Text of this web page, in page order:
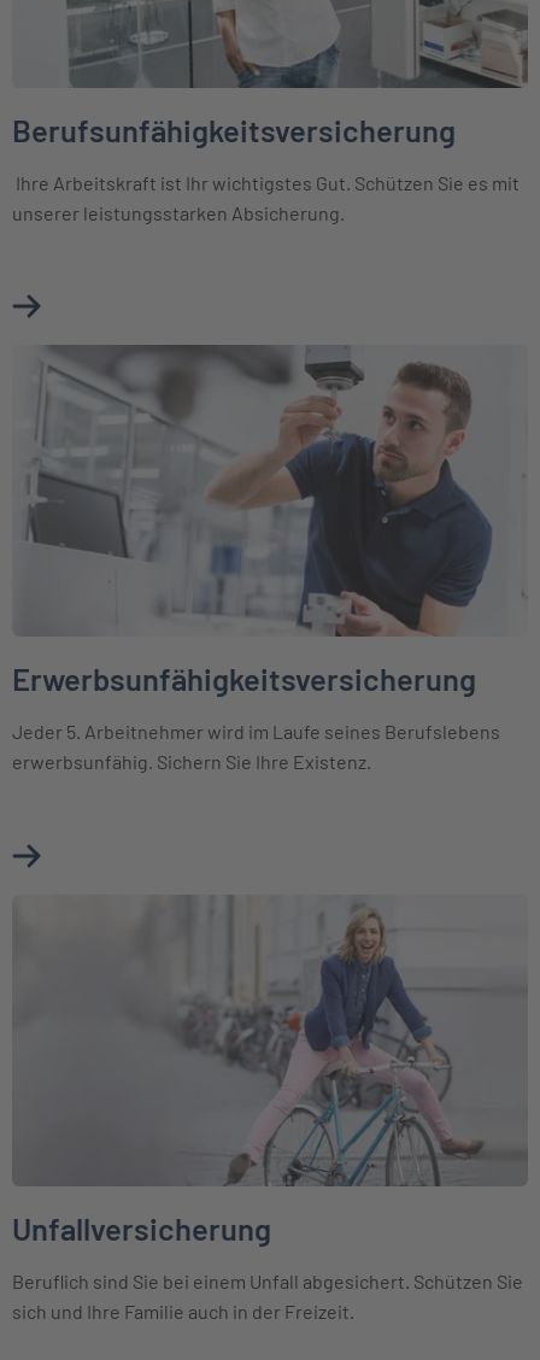
Berufsunfähigkeitsversicherung
Ihre Arbeitskraft ist Ihr wichtigstes Gut. Schützen Sie es mit
unserer leistungsstarken Absicherung.
Mehr über Berufsunfähigkeitsversicherung erfahren
Weiter zu Erwerbsunfähigkeitsversicherung
Erwerbsunfähigkeitsversicherung
Jeder 5. Arbeitnehmer wird im Laufe seines Berufslebens
erwerbsunfähig. Sichern Sie Ihre Existenz.
Mehr über Erwerbsunfähigkeitsversicherung erfahren
Unfallversicherung
Beruflich sind Sie bei einem Unfall abgesichert. Schützen Sie
sich und Ihre Familie auch in der Freizeit.